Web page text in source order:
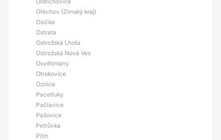
Ořechov (Zlínský kraj)
Osíčko
Ostrata
Ostrožská Lhota
Ostrožská Nová Ves
Osvětimany
Otrokovice
Oznice
Pacetluky
Pačlavice
Pašovice
Petrůvka
Pitín